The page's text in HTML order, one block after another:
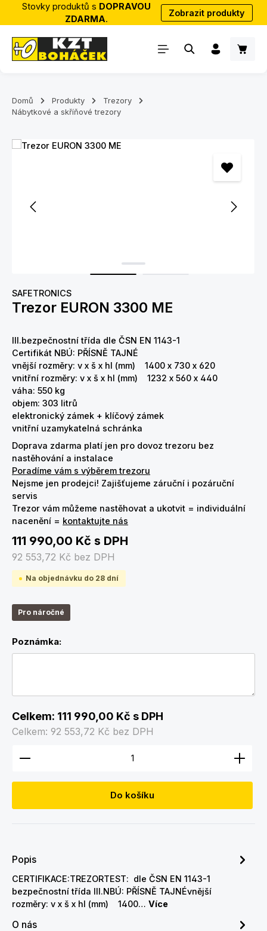
Přejít na hlavní obsah
Stovky produktů s DOPRAVOU
ZDARMA.
Zobrazit produkty
Domů Produkty
Trezory
Nábytkové a skříňové trezory
Přeskočit galerii obrázků
SAFETRONICS
Trezor EURON 3300 ME
III.bezpečnostní třída dle ČSN EN 1143-1
Certifikát NBÚ: PŘÍSNĚ TAJNÉ
vnější rozměry: v x š x hl (mm) 1400 x 730 x 620
vnitřní rozměry: v x š x hl (mm) 1232 x 560 x 440
váha: 550 kg
objem: 303 litrů
elektronický zámek + klíčový zámek
vnitřní uzamykatelná schránka
Doprava zdarma platí jen pro dovoz trezoru bez
nastěhování a instalace
Poradíme vám s výběrem trezoru
Nejsme jen prodejci! Zajišťujeme záruční i pozáruční
servis
Trezor vám můžeme nastěhovat a ukotvit = individuální
nacenění = kontaktujte nás
111 990,00 Kč s DPH
92 553,72 Kč bez DPH
Na objednávku do 28 dní
Pro náročné
Poznámka:
Celkem: 111 990,00 Kč s DPH
Celkem: 92 553,72 Kč bez DPH
Množství produktu: Zadejte požadované
Do košíku
Popis
CERTIFIKACE:TREZORTEST: dle ČSN EN 1143-1
bezpečnostní třída III.NBÚ: PŘÍSNĚ TAJNÉvnější
rozměry: v x š x hl (mm) 1400… Více
O nás